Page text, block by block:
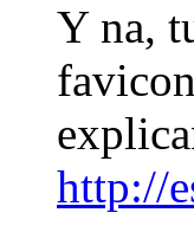
Y na,
http://